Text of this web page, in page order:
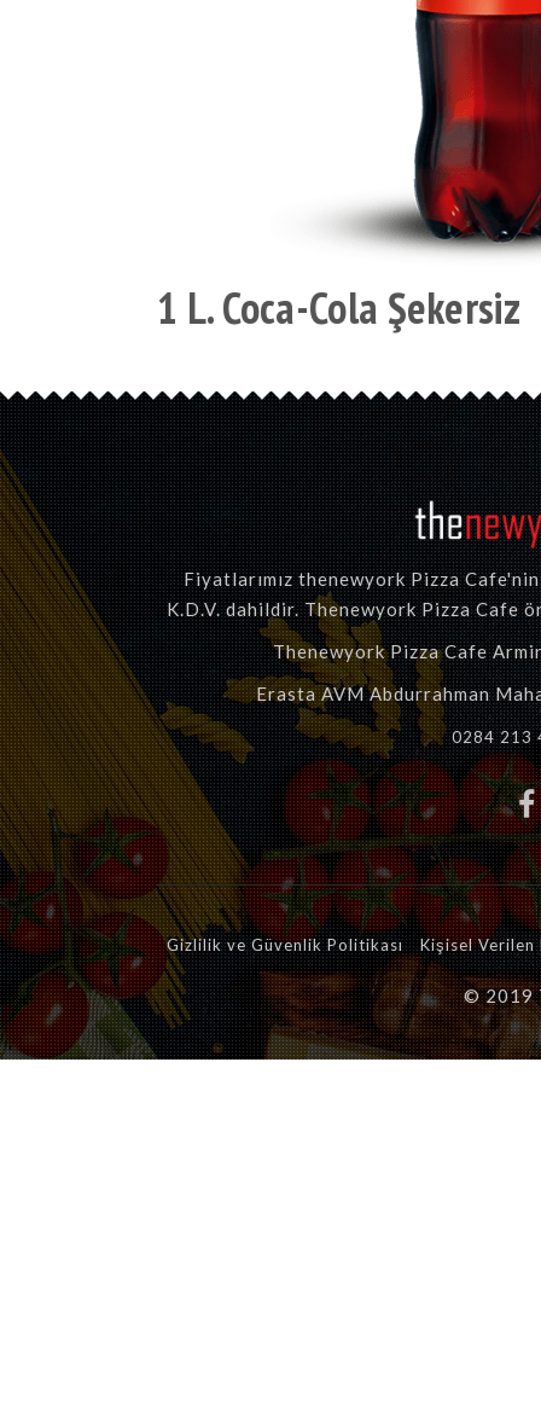
1 L. Coca-Cola Şekersiz
Fiyatlarımız thenewyork Pizza
K.D.V. dahildir. Thenewyork Pizza Cafe
Thenewyork Pizza Cafe
Erasta AVM Abdurrahman
0284 213
Gizlilik ve Güvenlik Politikası Kişisel Verilen
© 2019